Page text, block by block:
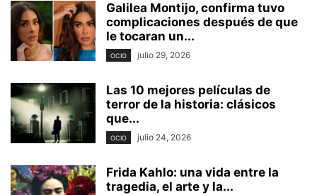
Galilea Montijo, confirma tuvo
complicaciones después de que
le tocaran un...
OCIO julio 29, 2026
Las 10 mejores películas de
terror de la historia: clásicos
que...
OCIO julio 24, 2026
Frida Kahlo: una vida entre la
tragedia, el arte y la...